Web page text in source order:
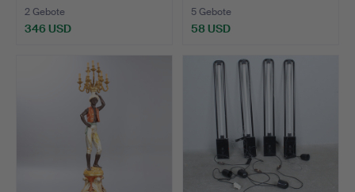
2 Gebote
346 USD
5 Gebote
58 USD